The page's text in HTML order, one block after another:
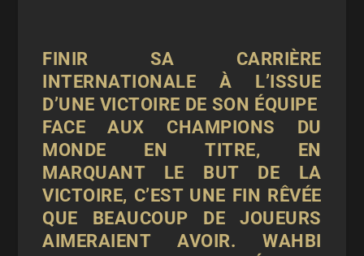
FINIR SA CARRIÈRE
INTERNATIONALE À L’ISSUE
D’UNE VICTOIRE DE SON ÉQUIPE
FACE AUX CHAMPIONS DU
MONDE EN TITRE, EN
MARQUANT LE BUT DE LA
VICTOIRE, C’EST UNE FIN RÊVÉE
QUE BEAUCOUP DE JOUEURS
AIMERAIENT AVOIR. WAHBI